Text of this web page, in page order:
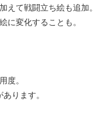
えて戦闘立ち絵も追加。
に変化することも。
度。
ります。